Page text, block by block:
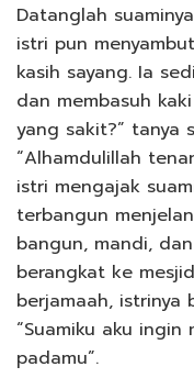
Datanglah
istri pun
kasih sayang. Ia
dan membasuh
yang sakit?” tanya
“Alhamdulillah
istri mengajak
terbangun
bangun, mandi,
berangkat ke
berjamaah,
“Suamiku aku ingin
padamu”.